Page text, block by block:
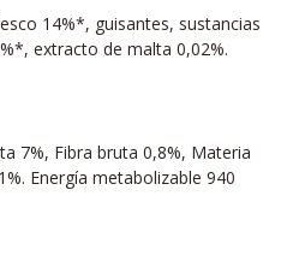
14%*, guisantes, sustancias
extracto de malta 0,02%.
7%, Fibra bruta 0,8%, Materia
Energía metabolizable 940